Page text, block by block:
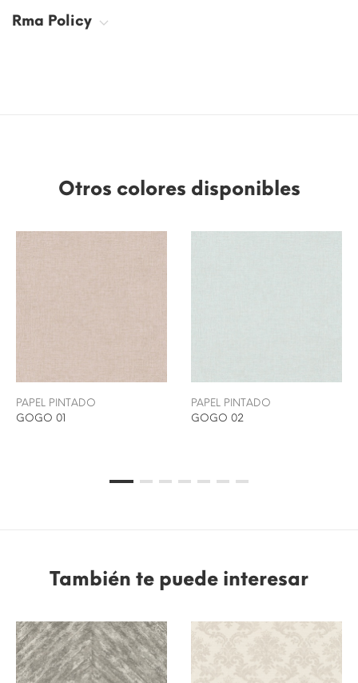
Rma Policy
Otros colores disponibles
PAPEL PINTADO
GOGO 01
PAPEL PINTADO
GOGO 02
También te puede interesar